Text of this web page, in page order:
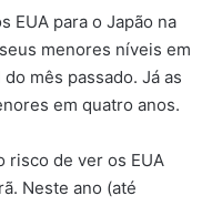
EUA para o Japão na
menores níveis em
mês passado. Já as
em quatro anos.
risco de ver os EUA
Neste ano (até